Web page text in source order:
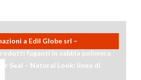
a Edil Globe srl –
fuganti in sabbia polimera
Seal – Natural Look: linea di